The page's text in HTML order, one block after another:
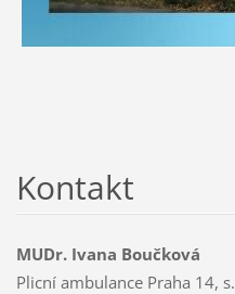
Kontakt
MUDr. Ivana Boučková
Plicní ambulance Praha 14,